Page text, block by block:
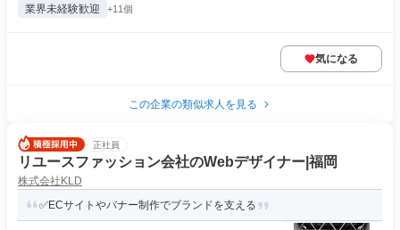
業界未経験歓迎 +11個
気になる
この企業の類似求人を見る
正社員
リユースファッション会社のWebデザイナー|福岡
株式会社KLD
✅ECサイトやバナー制作でブランドを支える